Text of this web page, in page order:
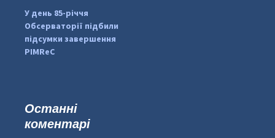
У день 85-річчя
Обсерваторії підбили
підсумки завершення
PIMReC
Останні
коментарі